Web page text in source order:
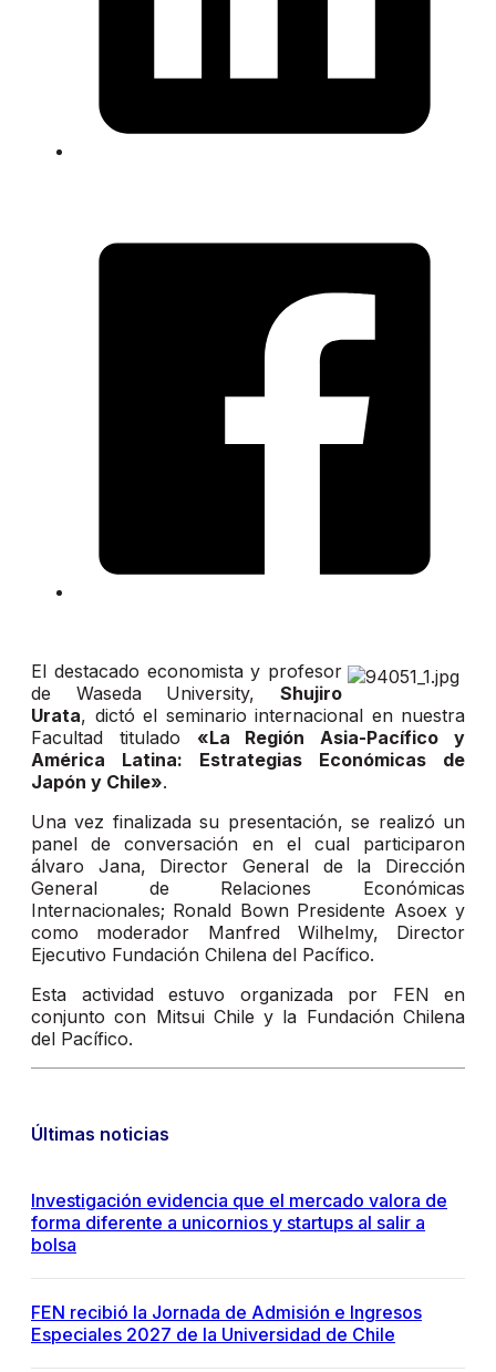
El destacado economista y profesor
de Waseda University, Shujiro
Urata, dictó el seminario internacional en nuestra
Facultad titulado «La Región Asia-Pacífico y
América Latina: Estrategias Económicas de
Japón y Chile».
Una vez finalizada su presentación, se realizó un
panel de conversación en el cual participaron
álvaro Jana, Director General de la Dirección
General de Relaciones Económicas
Internacionales; Ronald Bown Presidente Asoex y
como moderador Manfred Wilhelmy, Director
Ejecutivo Fundación Chilena del Pacífico.
Esta actividad estuvo organizada por FEN en
conjunto con Mitsui Chile y la Fundación Chilena
del Pacífico.
Últimas noticias
Investigación evidencia que el mercado valora de
forma diferente a unicornios y startups al salir a
bolsa
FEN recibió la Jornada de Admisión e Ingresos
Especiales 2027 de la Universidad de Chile